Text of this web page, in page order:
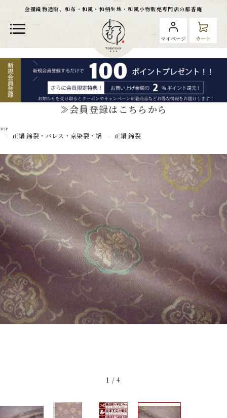
金襴織物通販、和布・和風・和柄生地・和風小物販売専門店の都香庵
マイページ カート
≫会員登録はこちらから
TOP
正絹 錦裂・パレス・京染裂・絽 正絹 錦裂
1 /4